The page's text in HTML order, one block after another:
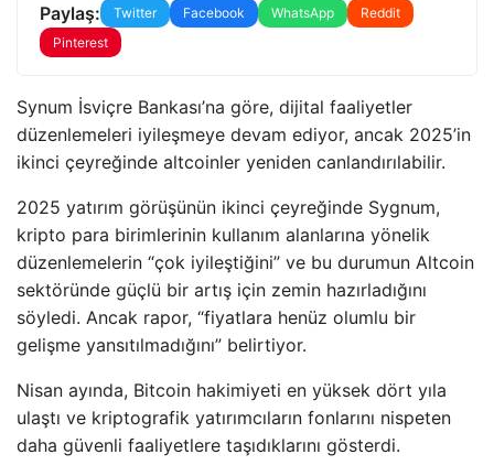
Paylaş: Twitter Facebook WhatsApp
Reddit
Pinterest
Synum İsviçre Bankası’na göre, dijital faaliyetler
düzenlemeleri iyileşmeye devam ediyor, ancak 2025’in
ikinci çeyreğinde altcoinler yeniden canlandırılabilir.
2025 yatırım görüşünün ikinci çeyreğinde Sygnum,
kripto para birimlerinin kullanım alanlarına yönelik
düzenlemelerin “çok iyileştiğini” ve bu durumun Altcoin
sektöründe güçlü bir artış için zemin hazırladığını
söyledi. Ancak rapor, “fiyatlara henüz olumlu bir
gelişme yansıtılmadığını” belirtiyor.
Nisan ayında, Bitcoin hakimiyeti en yüksek dört yıla
ulaştı ve kriptografik yatırımcıların fonlarını nispeten
daha güvenli faaliyetlere taşıdıklarını gösterdi.